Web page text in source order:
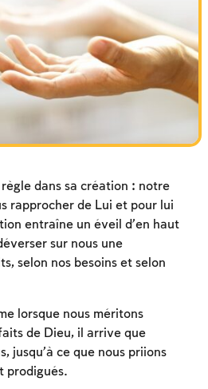
du Temple
dans sa création : notre
rapprocher de Lui et pour lui
entraîne un éveil d’en haut
sur nous une
selon nos besoins et selon
lorsque nous méritons
de Dieu, il arrive que
jusqu’à ce que nous priions
prodigués.